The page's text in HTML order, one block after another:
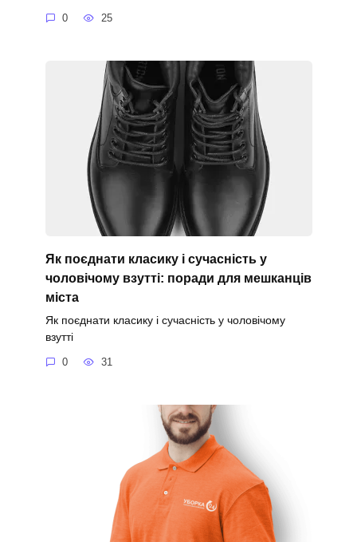
0 25
Як поєднати класику і сучасність у
чоловічому взутті: поради для мешканців
міста
Як поєднати класику і сучасність у чоловічому
взутті
0 31